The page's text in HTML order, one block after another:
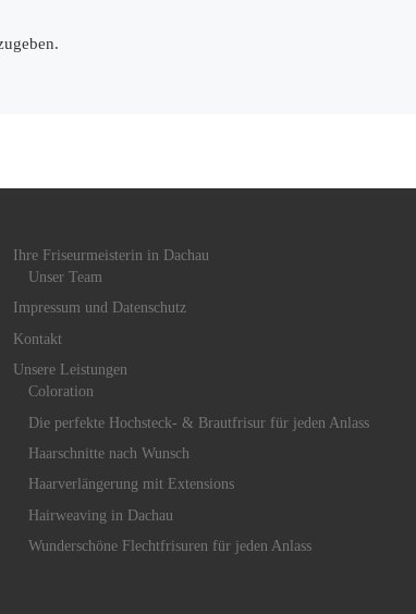
Ihre Friseurmeisterin in Dachau
Unser Team
Impressum und Datenschutz
Kontakt
Unsere Leistungen
Coloration
Die perfekte Hochsteck- & Brautfrisur für jeden Anlass
Haarschnitte nach Wunsch
Haarverlängerung mit Extensions
Hairweaving in Dachau
Wunderschöne Flechtfrisuren für jeden Anlass